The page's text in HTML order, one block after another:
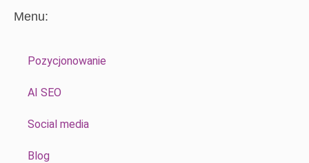
Menu:
Pozycjonowanie
AI SEO
Social media
Blog